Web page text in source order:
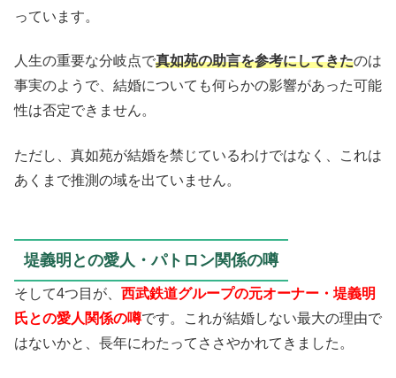
っています。
人生の重要な分岐点で真如苑の助言を参考にしてきたのは
事実のようで、結婚についても何らかの影響があった可能
性は否定できません。
ただし、真如苑が結婚を禁じているわけではなく、これは
あくまで推測の域を出ていません。
堤義明との愛人・パトロン関係の噂
そして4つ目が、 西武鉄道グループの元オーナー・堤義明
氏との愛人関係の噂です。これが結婚しない最大の理由で
はないかと、長年にわたってささやかれてきました。